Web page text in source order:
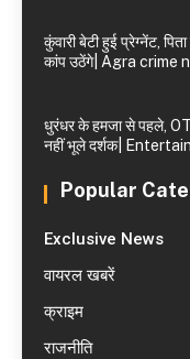
कुंवारी बेटी हुई प्रेग्नेंट,
कांप उठेंगे| Agra crime
धुरंधर के हमजा से पहले,
नहीं भूले दर्शक|
Popular
Exclusive News
वायरल खबरें
क्राइम
राजनीति